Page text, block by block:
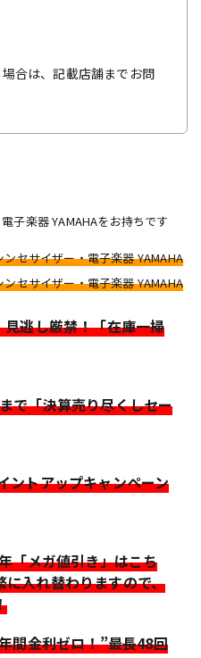
合は、記載店舗までお問
子楽器 YAMAHAをお持ちです
セサイザー・電子楽器 YAMAHA
セサイザー・電子楽器 YAMAHA
逃し厳禁！「在庫一掃
で「決算売り尽くしセー
ントアップキャンペーン
「メガ値引き」はこち
に入れ替わりますので、
間金利ゼロ！”最長48回